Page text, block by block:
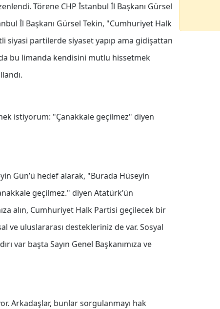
Törene CHP İstanbul İl Başkanı Gürsel
İl Başkanı Gürsel Tekin, "Cumhuriyet Halk
siyasi partilerde siyaset yapıp ama gidişattan
bu limanda kendisini mutlu hissetmek
istiyorum: "Çanakkale geçilmez" diyen
Gün’ü hedef alarak, "Burada Hüseyin
geçilmez." diyen Atatürk’ün
alın, Cumhuriyet Halk Partisi geçilecek bir
ve uluslararası destekleriniz de var. Sosyal
var başta Sayın Genel Başkanımıza ve
Arkadaşlar, bunlar sorgulanmayı hak